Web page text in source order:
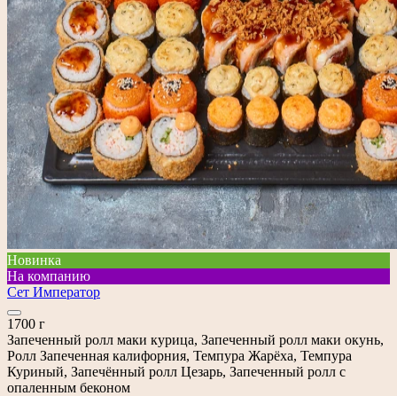
Новинка
На компанию
Сет Император
1700 г
Запеченный ролл маки курица, Запеченный ролл маки окунь,
Ролл Запеченная калифорния, Темпура Жарёха, Темпура
Куриный, Запечённый ролл Цезарь, Запеченный ролл с
опаленным беконом